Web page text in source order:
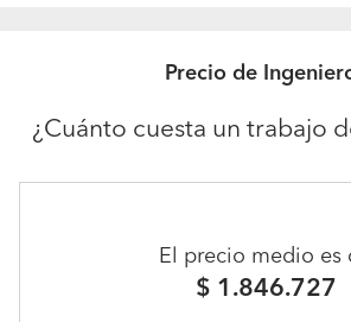
Precio de
¿Cuánto cuesta un trabajo
El precio medio es
$ 1.846.727